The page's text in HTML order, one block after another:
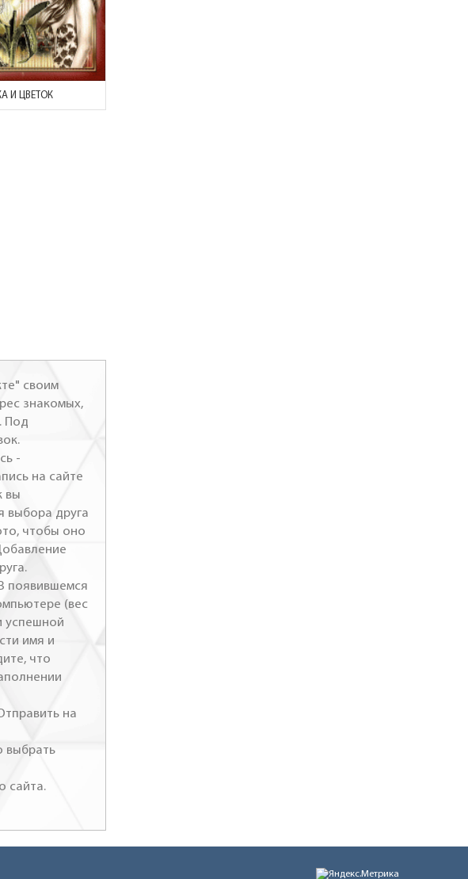
И ЦВЕТОК
своим
знакомых,
Под
-
на сайте
вы
выбора друга
чтобы оно
появившемся
(вес
успешной
имя и
что
на
выбрать
сайта.